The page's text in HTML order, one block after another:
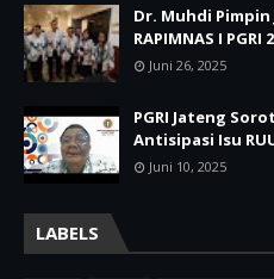
Dr. Muhdi
RAPIMNAS I PGRI
Juni 26, 2025
PGRI Jateng
Antisipasi Isu
Juni 10, 2025
LABELS